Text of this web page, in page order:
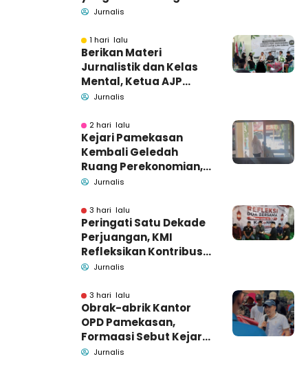
Dugaan Korupsi
Jurnalis
1 hari lalu
Berikan Materi
Jurnalistik dan Kelas
Mental, Ketua AJP
Bakar Semangat LPM
Jurnalis
2 hari lalu
Kejari Pamekasan
Kembali Geledah
Ruang Perekonomian,
Pidsus: Tunggu Saja!
Jurnalis
3 hari lalu
Peringati Satu Dekade
Perjuangan, KMI
Refleksikan Kontribusi
untuk Masyarakat
Jurnalis
3 hari lalu
Obrak-abrik Kantor
OPD Pamekasan,
Formaasi Sebut Kejari
Pamekasan
Jurnalis